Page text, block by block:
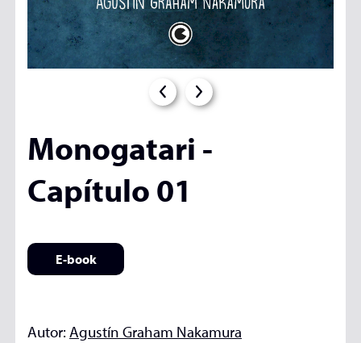
Monogatari -
Capítulo 01
E-book
Autor:Agustín Graham Nakamura